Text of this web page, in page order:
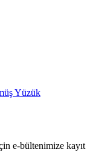
Yüzük
e-bültenimize kayıt